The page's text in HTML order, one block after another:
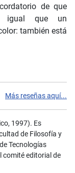
de que
igual que un
también está
Más reseñas aquí...
1997). Es
de Filosofía y
Tecnologías
comité editorial de